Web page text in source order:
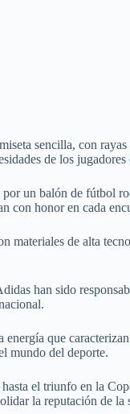
sencilla, con
de los jugadores
por un balón de fútbol
con honor en cada
materiales de alta
han sido
que
mundo del deporte.
el triunfo en la
la reputación de